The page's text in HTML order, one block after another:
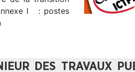
I : postes
DES TRAVAUX